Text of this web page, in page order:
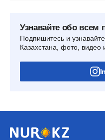
Узнавайте обо всем
Подпишитесь и
Казахстана, фото, видео